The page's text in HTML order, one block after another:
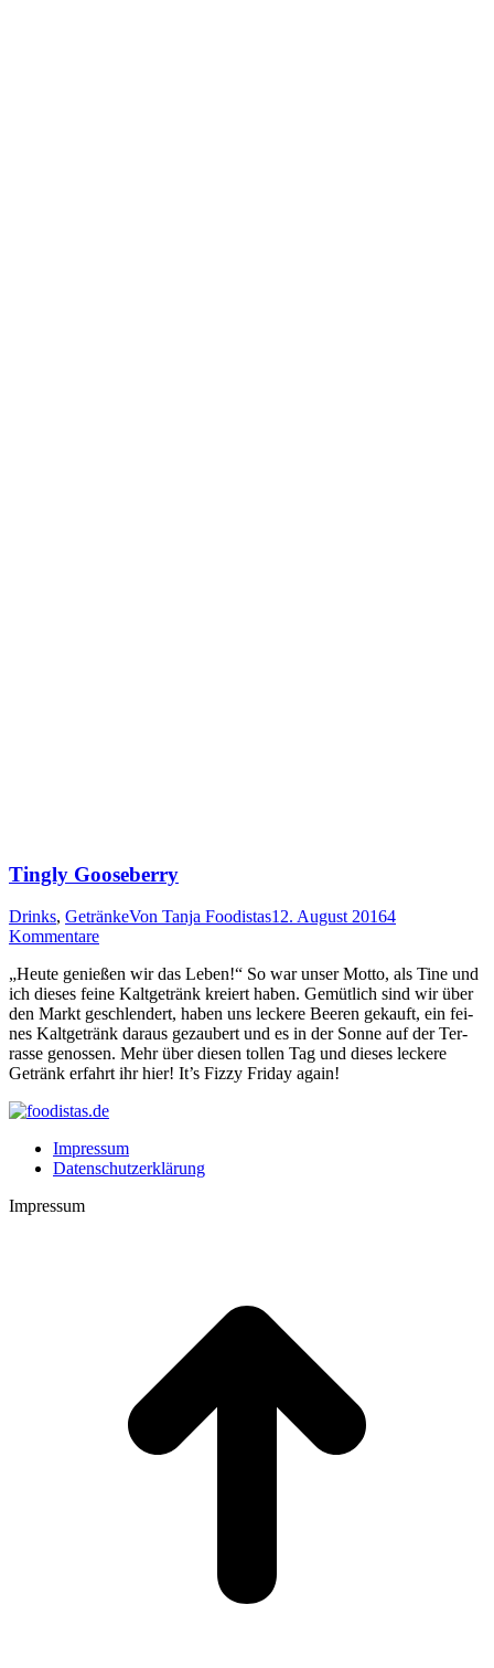
Tingly Gooseberry
Drinks, GetränkeVon Tanja Foodistas12. August 20164
Kommentare
„Heu­te genie­ßen wir das Leben!“ So war unser Mot­to, als Tine und
ich die­ses fei­ne Kalt­ge­tränk kre­iert haben. Gemüt­lich sind wir über
den Markt geschlen­dert, haben uns lecke­re Bee­ren gekauft, ein fei­
nes Kalt­ge­tränk dar­aus gezau­bert und es in der Son­ne auf der Ter­
ras­se genos­sen. Mehr über die­sen tol­len Tag und die­ses lecke­re
Getränk erfahrt ihr hier! It’s Fiz­zy Fri­day again!
Impressum
Datenschutzerklärung
Impressum